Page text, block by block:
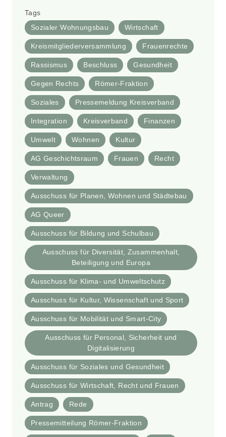
Tags
Sozialer Wohnungsbau
Wirtschaft
Kreismitgliederversammlung Frauenrechte
Rassismus Beschluss Gesundheit
Gegen Rechts Römer-Fraktion
Soziales Pressemeldung Kreisverband
Integration Kreisverband Finanzen
Umwelt Wohnen Kultur
AG Geschichtsraum Frauen Recht
Verwaltung
Ausschuss für Planen, Wohnen und Städtebau
AG Queer
Ausschuss für Bildung und Schulbau
Ausschuss für Diversität, Zusammenhalt,
Beteiligung und Europa
Ausschuss für Klima- und Umweltschutz
Ausschuss für Kultur, Wissenschaft und Sport
Ausschuss für Mobilität und Smart-City
Ausschuss für Personal, Sicherheit und
Digitalisierung
Ausschuss für Soziales und Gesundheit
Ausschuss für Wirtschaft, Recht und Frauen
Antrag Rede
Pressemitteilung Römer-Fraktion